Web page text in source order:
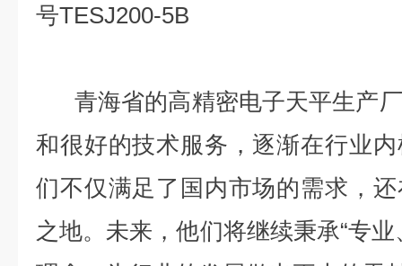
号TESJ200-5B
青海省的高精密电子天平生产
和很好的技术服务，逐渐在行业
们不仅满足了国内市场的需求，
之地。未来，他们将继续秉承“专